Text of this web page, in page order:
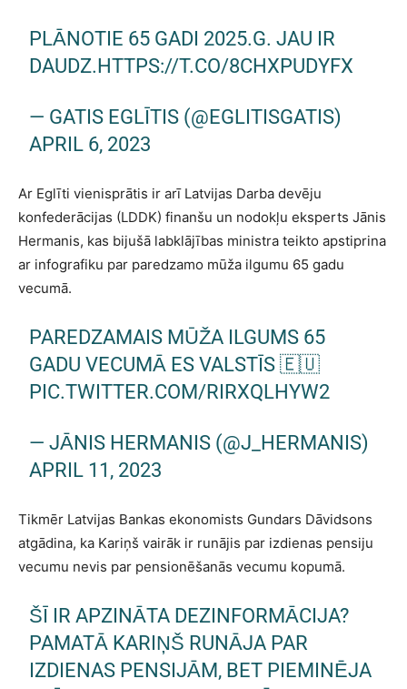
PLĀNOTIE 65 GADI 2025.G. JAU IR
DAUDZ.HTTPS://T.CO/8CHXPUDYFX
— GATIS EGLĪTIS (@EGLITISGATIS)
APRIL 6, 2023
Ar Eglīti vienisprātis ir arī Latvijas Darba devēju
konfederācijas (LDDK) finanšu un nodokļu eksperts Jānis
Hermanis, kas bijušā labklājības ministra teikto apstiprina
ar infografiku par paredzamo mūža ilgumu 65 gadu
vecumā.
PAREDZAMAIS MŪŽA ILGUMS 65
GADU VECUMĀ ES VALSTĪS 🇪🇺
PIC.TWITTER.COM/RIRXQLHYW2
— JĀNIS HERMANIS (@J_HERMANIS)
APRIL 11, 2023
Tikmēr Latvijas Bankas ekonomists Gundars Dāvidsons
atgādina, ka Kariņš vairāk ir runājis par izdienas pensiju
vecumu nevis par pensionēšanās vecumu kopumā.
ŠĪ IR APZINĀTA DEZINFORMĀCIJA?
PAMATĀ KARIŅŠ RUNĀJA PAR
IZDIENAS PENSIJĀM, BET PIEMINĒJA